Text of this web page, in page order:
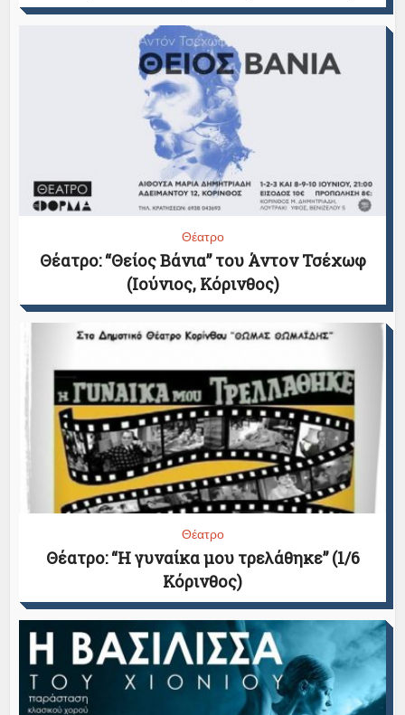
Θέατρο
Θέατρο: “Θείος Βάνια” του Άντον Τσέχωφ
(Ιούνιος, Κόρινθος)
Θέατρο
Θέατρο: “Η γυναίκα μου τρελάθηκε” (1/6
Κόρινθος)